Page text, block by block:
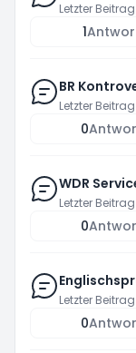
Letzter
1
BR
Letzter
0
WDR
Letzter
0
Letzter
0